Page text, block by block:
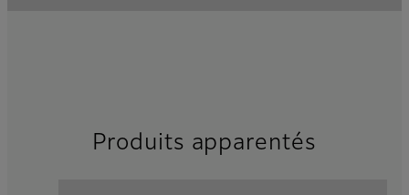
Produits apparentés